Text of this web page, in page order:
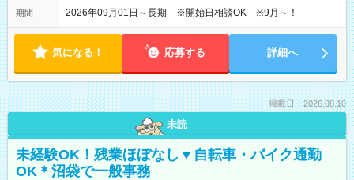
期間 2026年09月01日～長期 ※開始日相談OK ※9月～！
気になる！ 応募する 詳細へ
掲載日：2026.08.10
未読
未経験OK！残業ほぼなし▼自転車・バイク通勤
OK＊沼袋で一般事務